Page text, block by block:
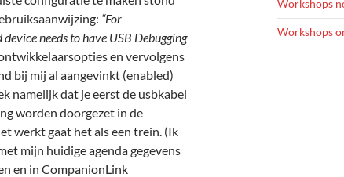
“For
needs to have USB Debugging
en vervolgens
bij mij al aangevinkt (enabled)
namelijk dat je eerst de usbkabel
worden doorgezet in de
werkt gaat het als een trein. (Ik
mijn huidige agenda gegevens
en in CompanionLink
Workshops
Workshops